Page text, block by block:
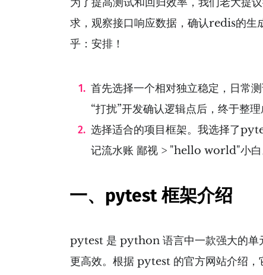
求，观察接口响应数据，确认redis的生
乎：安排！
首先选择一个相对独立稳定，日常
“打扰”开发确认逻辑点后，终于整理
选择适合的项目框架。我选择了
记流水账 鄙视 > "hello world"小白
一、pytest 框架介绍
pytest 是 python 语言中一款强大的单
更高效。根据 pytest 的官方网站介绍，